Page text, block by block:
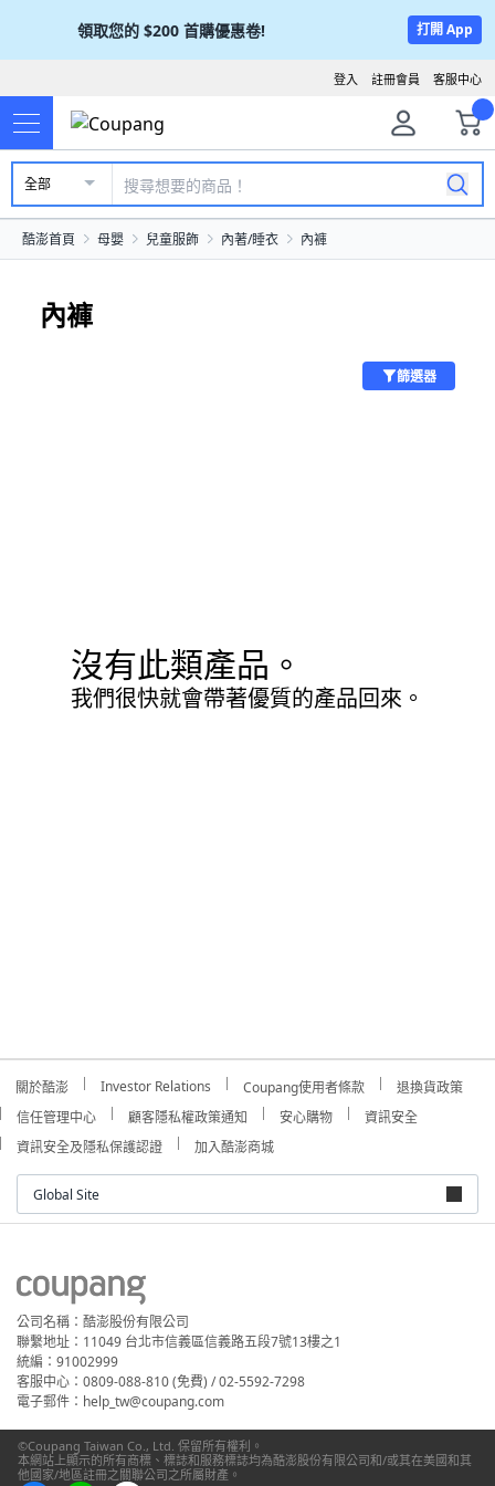
領取您的 $200 首購優惠卷! 打開 App
客服中心
註冊會員
登入
全部
酷澎首頁 母嬰 兒童服飾 內著/睡衣 內褲
內褲
篩選器
沒有此類產品。
我們很快就會帶著優質的產品回來。
關於酷澎 Investor Relations Coupang使用者條款
退換貨政策
信任管理中心
顧客隱私權政策通知 安心購物
資訊安全
資訊安全及隱私保護認證
加入酷澎商城
Global Site
公司名稱：酷澎股份有限公司
聯繫地址：11049 台北市信義區信義路五段7號13樓之1
統編：91002999
客服中心：0809-088-810 (免費) / 02-5592-7298
電子郵件：help_tw@coupang.com
©Coupang Taiwan Co., Ltd. 保留所有權利。
本網站上顯示的所有商標、標誌和服務標誌均為酷澎股份有限公司和/或其在美國和其
他國家/地區註冊之關聯公司之所屬財產。